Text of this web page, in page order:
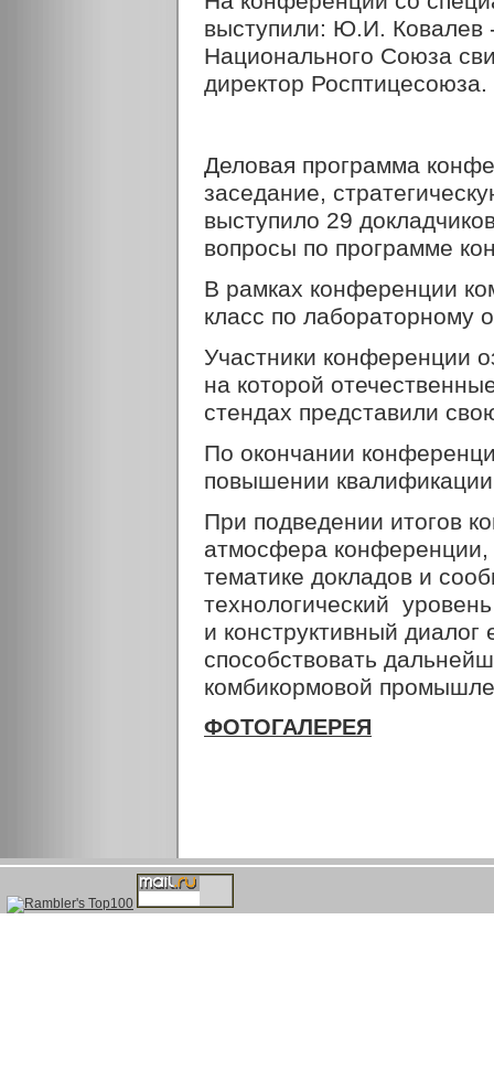
выступили: Ю.И. Ковалев
Национального Союза
директор Росптицесоюза.
Деловая программа
заседание,
выступило 29
вопросы по программе
В рамках конференции
класс по
Участники конференции
на которой
стендах представили
По окончании
повышении
При подведении итогов
атмосфера конференции,
тематике докладов и
технологический
и конструктивный
способствовать
комбикормовой
ФОТОГАЛЕРЕЯ